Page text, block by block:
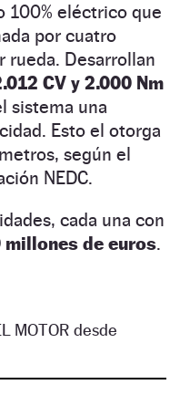
100% eléctrico que
por cuatro
rueda. Desarrollan
CV y 2.000 Nm
sistema una
Esto el otorga
según el
NEDC.
cada una con
millones de euros.
MOTOR desde